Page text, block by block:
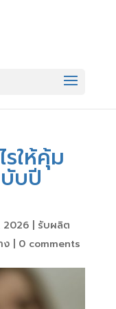
รให้คุ้ม
บปี
2026| รับผลิต
ง| 0 comments